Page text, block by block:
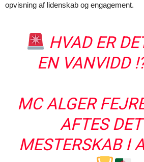
opvisning af lidenskab og engagement.
HVAD ER
EN VANVIDD
MC ALGER
AFTES
MESTERSKAB I